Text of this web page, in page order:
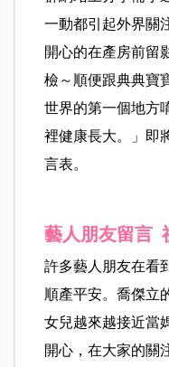
一動都引起外界關
開心的在產房前留
檢～順便跟典典寶
世界的第一個地方
裡健康長大。」即
言表。
藝人朋友留言
許多藝人朋友在看
順產平安。喬傑立
女兒越來越接近當
開心，在大家的關